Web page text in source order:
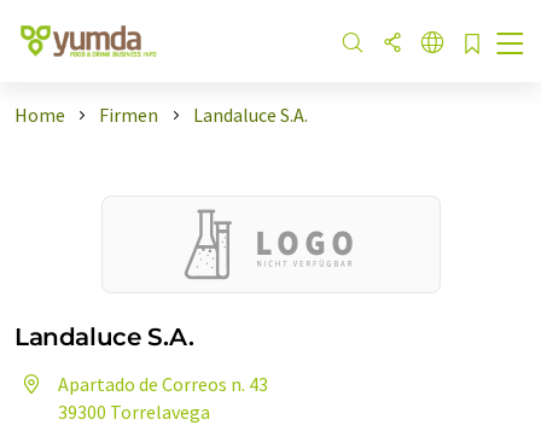
Home Firmen Landaluce S.A.
Landaluce S.A.
Apartado de Correos n. 43
39300 Torrelavega